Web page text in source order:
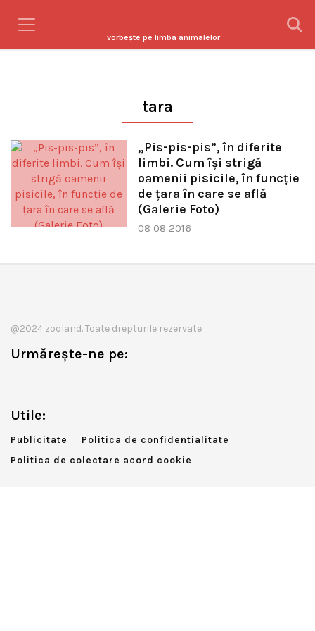
vorbeşte pe limba animalelor
tara
„Pis-pis-pis”, în diferite
limbi. Cum își strigă
oamenii pisicile, în funcție
de țara în care se află
(Galerie Foto)
08 08 2016
@2024 zooland. Toate drepturile rezervate
Urmărește-ne pe:
Utile:
Publicitate
Politica de confidentialitate
Politica de colectare acord cookie